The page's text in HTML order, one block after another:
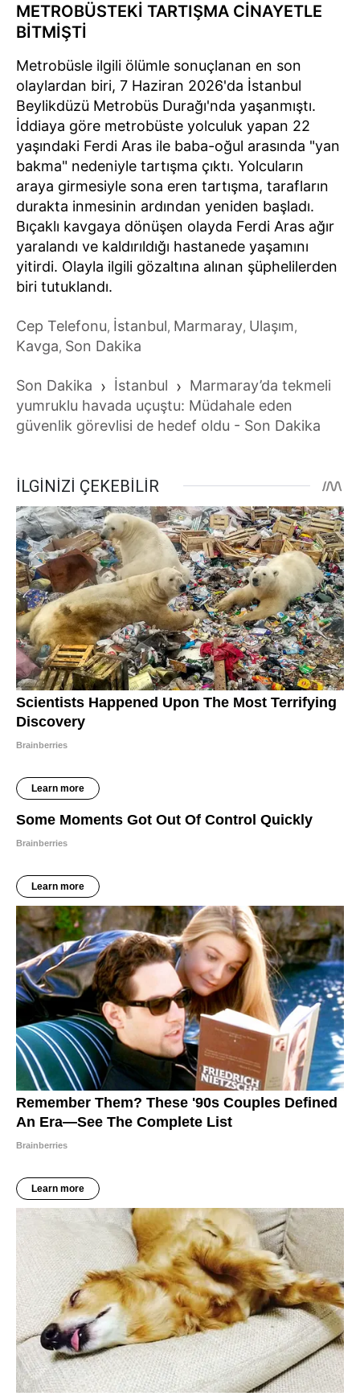
METROBÜSTEKİ TARTIŞMA CİNAYETLE
BİTMİŞTİ
Metrobüsle ilgili ölümle sonuçlanan en son
olaylardan biri, 7 Haziran 2026'da İstanbul
Beylikdüzü Metrobüs Durağı'nda yaşanmıştı.
İddiaya göre metrobüste yolculuk yapan 22
yaşındaki Ferdi Aras ile baba-oğul arasında "yan
bakma" nedeniyle tartışma çıktı. Yolcuların
araya girmesiyle sona eren tartışma, tarafların
durakta inmesinin ardından yeniden başladı.
Bıçaklı kavgaya dönüşen olayda Ferdi Aras ağır
yaralandı ve kaldırıldığı hastanede yaşamını
yitirdi. Olayla ilgili gözaltına alınan şüphelilerden
biri tutuklandı.
Cep Telefonu, İstanbul, Marmaray, Ulaşım,
Kavga, Son Dakika
Son Dakika › İstanbul › Marmaray’da tekmeli
yumruklu havada uçuştu: Müdahale eden
güvenlik görevlisi de hedef oldu - Son Dakika